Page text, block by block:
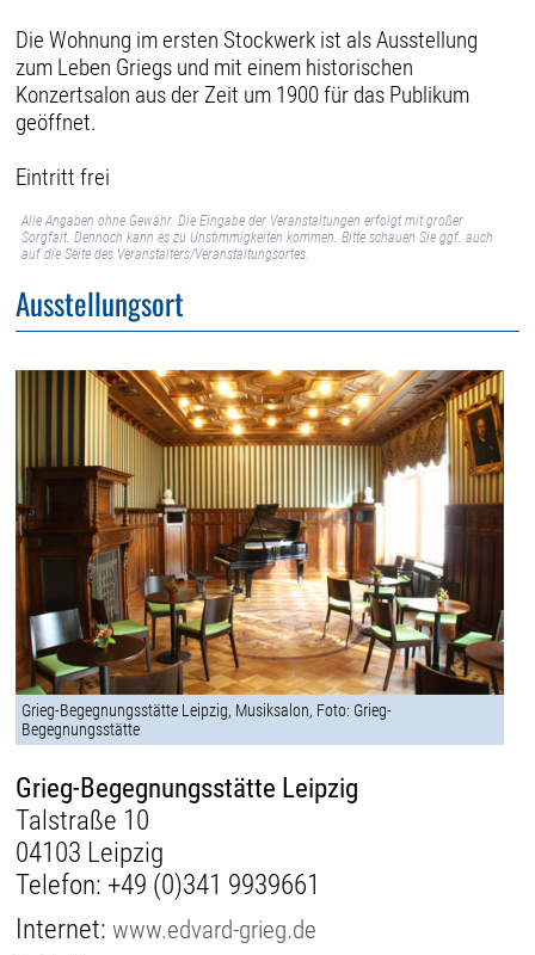
Die Wohnung im ersten Stockwerk ist als Ausstellung
zum Leben Griegs und mit einem historischen
Konzertsalon aus der Zeit um 1900 für das Publikum
geöffnet.
Eintritt frei
Alle Angaben ohne Gewähr. Die Eingabe der Veranstaltungen erfolgt mit großer
Sorgfalt. Dennoch kann es zu Unstimmigkeiten kommen. Bitte schauen Sie ggf. auch
auf die Seite des Veranstalters/Veranstaltungsortes.
Ausstellungsort
Grieg-Begegnungsstätte Leipzig, Musiksalon, Foto: Grieg-
Begegnungsstätte
Grieg-Begegnungsstätte Leipzig
Talstraße 10
04103 Leipzig
Telefon: +49 (0)341 9939661
Internet:www.edvard-grieg.de